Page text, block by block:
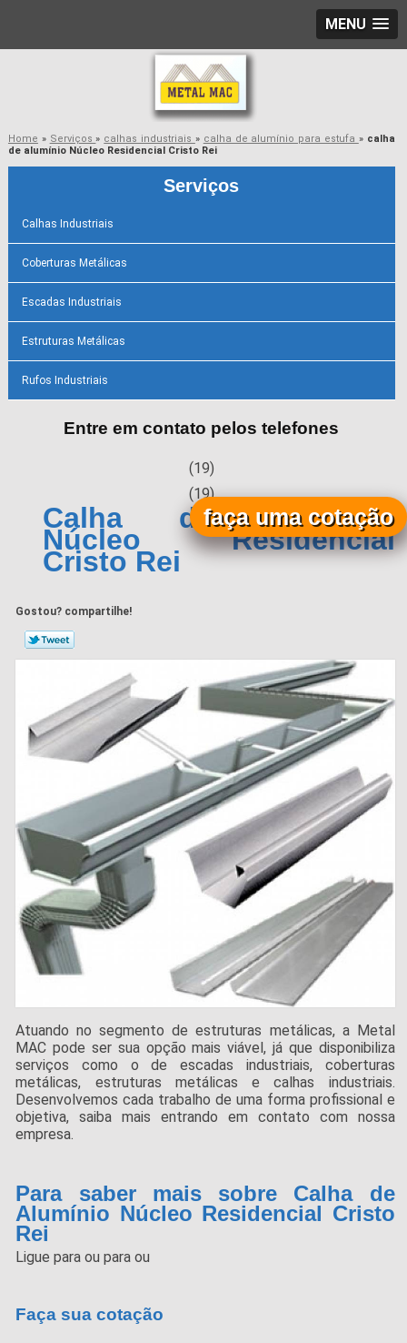
MENU
Home » Serviços» calhas industriais » calha de alumínio para estufa » calha
de alumínio Núcleo Residencial Cristo Rei
Serviços
Calhas Industriais
Coberturas Metálicas
Escadas Industriais
Estruturas Metálicas
Rufos Industriais
Entre em contato pelos telefones
(19)
(19)
Calha de Alumínio
Núcleo Residencial
Cristo Rei
Gostou? compartilhe!
Atuando no segmento de estruturas metálicas, a Metal
MAC pode ser sua opção mais viável, já que disponibiliza
serviços como o de escadas industriais, coberturas
metálicas, estruturas metálicas e calhas industriais.
Desenvolvemos cada trabalho de uma forma profissional e
objetiva, saiba mais entrando em contato com nossa
empresa.
Para saber mais sobre Calha de
Alumínio Núcleo Residencial Cristo
Rei
Ligue paraou paraou
faça uma cotação
Faça sua cotação